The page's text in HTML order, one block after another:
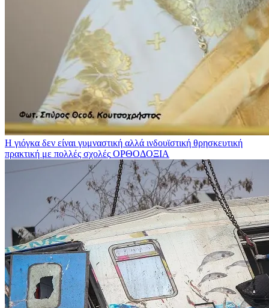
Η γιόγκα δεν είναι γυμναστική αλλά ινδουϊστική θρησκευτική
πρακτική με πολλές σχολές ΟΡΘΟΔΟΞΙΑ